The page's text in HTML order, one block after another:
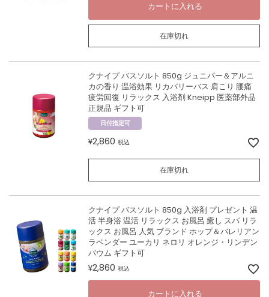
カートに入れる
在庫切れ
クナイプ バスソルト 850g ジュニパー＆アルニ
カの香り 温浴効果 リカバリーバス 肩こり 腰痛
疲労回復 リラックス 入浴剤 Kneipp 医薬部外品
正規品 ギフト可
日付指定可
¥2,860 税込
在庫切れ
クナイプ バスソルト 850g 入浴剤 プレゼント 温
活 半身浴 温活 リラックス お風呂 癒し スパ リラ
ックス お風呂 人気 ブランド ホップ＆バレリアン
ラベンダー ユーカリ ネロリ オレンジ・リンデン
バウム ギフト可
¥2,860 税込
カートに入れる